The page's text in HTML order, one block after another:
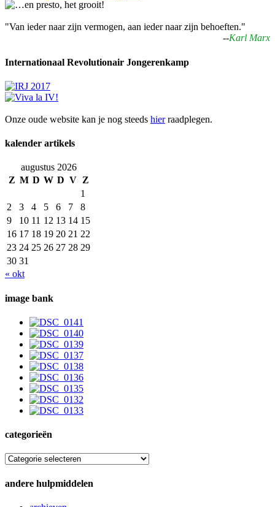
"Van ieder naar zijn vermogen, aan ieder naar zijn behoeften."
--Karl Marx
Internationaal Revolutionair Jongerenkamp
Onze oude website kan je nog steeds hierraadplegen.
kalender artikels
augustus 2026
Z M D W D V Z
1
2
3 4 5 6 7
8
9
10 11 12 13 14 15
16 17 18 19 20 21 22
23 24 25 26 27 28 29
30 31
« okt
image bank
categorieën
categorieën
andere hulpmiddelen